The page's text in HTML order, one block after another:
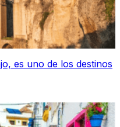
es uno de los destinos